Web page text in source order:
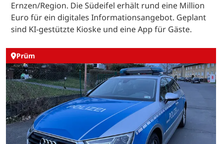
Ernzen/Region. Die Südeifel erhält rund eine Million
Euro für ein digitales Informationsangebot. Geplant
sind KI-gestützte Kioske und eine App für Gäste.
Prüm